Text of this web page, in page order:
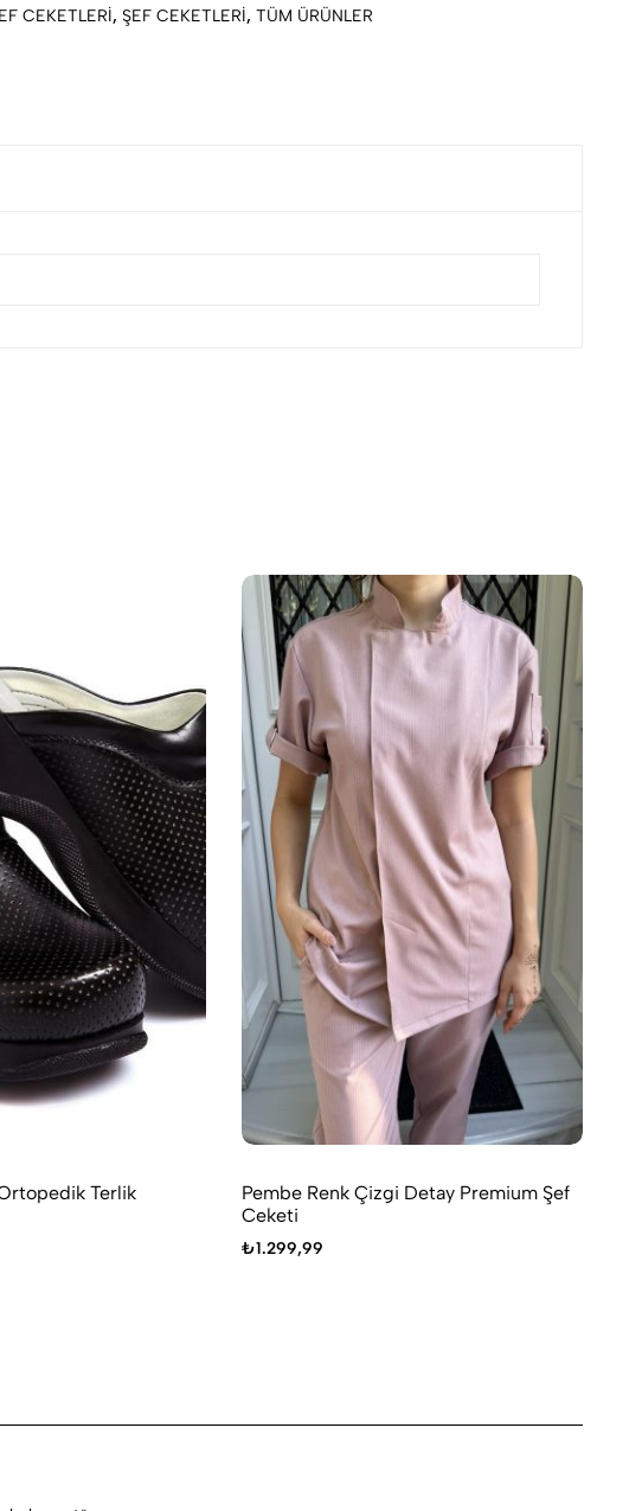
CEKETLERİ, ŞEF CEKETLERİ, TÜM ÜRÜNLER
Terlik
Pembe Renk Çizgi Detay Premium Şef
Ceketi
₺1.299,99